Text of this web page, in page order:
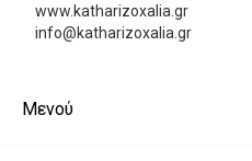
www.katharizoxalia.gr
info@katharizoxalia.gr
Μενού